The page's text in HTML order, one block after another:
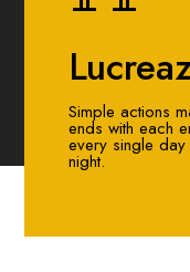
Simple actions
ends with each
every single
night.